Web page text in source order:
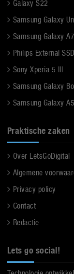
Galaxy S22
Samsung Galaxy
Samsung Galaxy
Philips External SSD
Sony Xperia 5 III
Samsung Galaxy
Samsung Galaxy
Praktische zaken
Over LetsGoDigital
Algemene
Privacy policy
Contact
Redactie
Lets go social!